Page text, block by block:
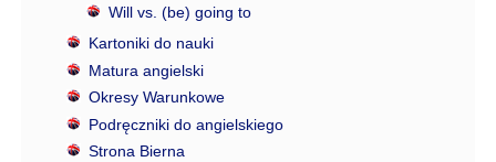
Will vs. (be) going to
Kartoniki do nauki
Matura angielski
Okresy Warunkowe
Podręczniki do angielskiego
Strona Bierna